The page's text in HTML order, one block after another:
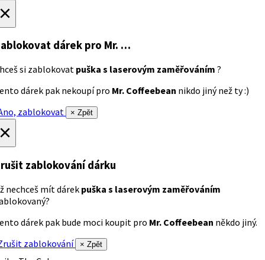
dárek pro Mr. …
si zablokovat puška s laserovým zaměřováním ?
dárek pak nekoupí pro Mr. Coffeebean nikdo jiný než ty :)
zablokovat
× Zpět
zablokování dárku
nechceš mít dárek puška s laserovým zaměřováním
dárek pak bude moci koupit pro Mr. Coffeebean někdo jiný.
zablokování
× Zpět